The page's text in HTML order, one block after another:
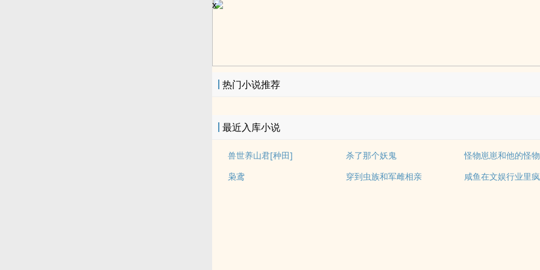
x
热门小说推荐
最近入库小说
兽世养山君[种田] 杀了那个妖鬼
怪物崽崽和他的怪
枭鸢
穿到虫族和军雌相亲 咸鱼在文娱行业里